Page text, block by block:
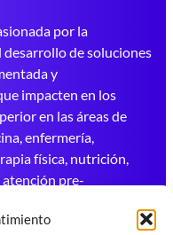
por la
desarrollo de soluciones
y
impacten en los
en las áreas de
enfermería,
física, nutrición,
pre-
entre otras.